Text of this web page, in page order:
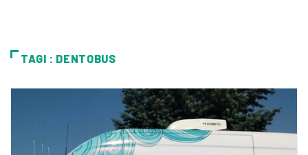
Pomniejsz
Czcionki
remove_circle_outline add_circle_outline
TAGI : DENTOBUS